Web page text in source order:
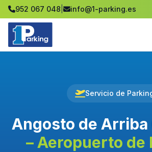
952 067 048 info@1-parking.es
Servicio de
Angosto de Arriba
– Aeropuerto de